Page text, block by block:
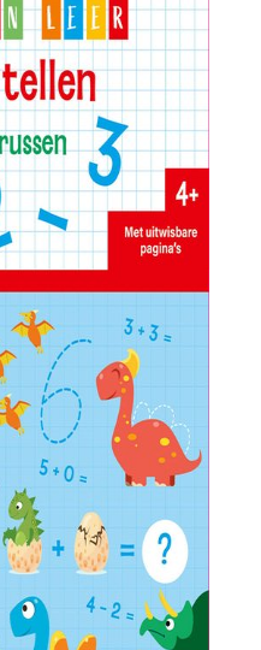
contact op te nemen, in